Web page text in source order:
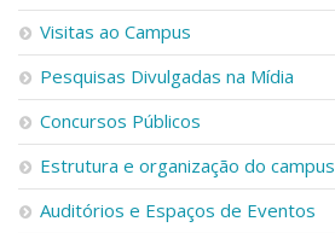
Visitas ao Campus
Pesquisas Divulgadas na Mídia
Concursos Públicos
Estrutura e organização do campus
Auditórios e Espaços de Eventos